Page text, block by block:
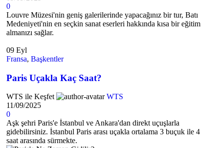
0
Louvre Müzesi'nin geniş galerilerinde yapacağınız bir tur, Batı
Medeniyeti'nin en seçkin sanat eserleri hakkında kısa bir eğitim
almanızı sağlar.
09 Eyl
Fransa, Başkentler
Paris Uçakla Kaç Saat?
WTS ile Keşfet
WTS
11/09/2025
0
Aşk şehri Paris'e İstanbul ve Ankara'dan direkt uçuşlarla
gidebilirsiniz. İstanbul Paris arası uçakla ortalama 3 buçuk ile 4
saat arasında sürmekte.